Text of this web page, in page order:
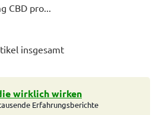
CBD pro...
S
e
u
e
insgesamt
wirklich wirken
Erfahrungsberichte